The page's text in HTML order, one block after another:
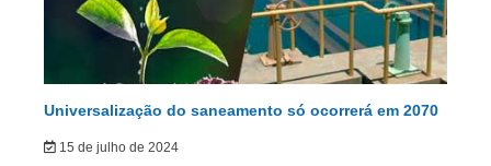
Universalização do saneamento só ocorrerá em 2070
15 de julho de 2024